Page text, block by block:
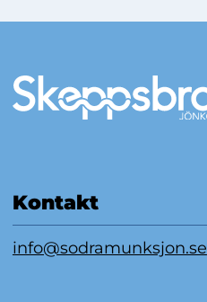
Kontakt
info@sodramunksjon.se